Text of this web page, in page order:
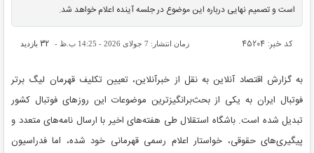
است و تصمیم نهایی درباره این موضوع در جلسه آینده اعلام خواهد شد.
کد خبر: 45204 زمان انتشار: 7 جولای 2026 - 14:25 ب.ظ - 32 بازدید
به گزارش اقتصاد آنلاین به نقل از خبرآنلاین، تعیین تکلیف قهرمان لیگ برتر
فوتبال ایران به یکی از بحث‌برانگیزترین موضوعات این روزهای فوتبال کشور
تبدیل شده است. باشگاه استقلال طی هفته‌های اخیر با ارسال نامه‌های متعدد و
پیگیری‌های حقوقی، خواستار اعلام رسمی قهرمانی خود شده، اما فدراسیون